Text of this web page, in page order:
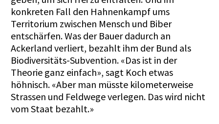
konkreten Fall den Hahnenkampf ums
Territorium zwischen Mensch und Biber
entschärfen. Was der Bauer dadurch an
Ackerland verliert, bezahlt ihm der Bund als
Biodiversitäts-Subvention. «Das ist in der
Theorie ganz einfach», sagt Koch etwas
höhnisch. «Aber man müsste kilometerweise
Strassen und Feldwege verlegen. Das wird nicht
vom Staat bezahlt.»